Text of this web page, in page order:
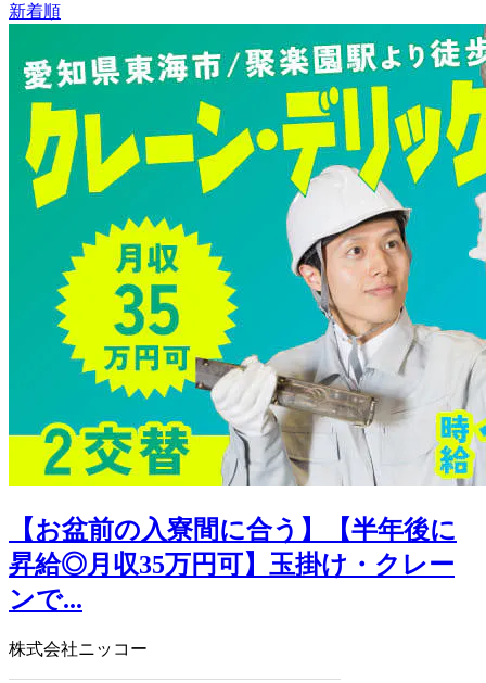
新着順
【お盆前の入寮間に合う】【半年後に
昇給◎月収35万円可】玉掛け・クレー
ンで...
株式会社ニッコー